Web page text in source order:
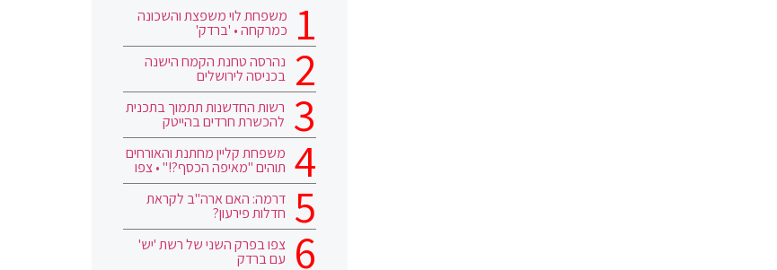
משפחת לוי משפצת והשכונה
כמרקחה • 'ברדק'
נהרסה טחנת הקמח הישנה
בכניסה לירושלים
רשות החדשנות תתמוך בתכנית
להכשרת חרדים בהייטק
משפחת קליין מחתנת והאורחים
תוהים "מאיפה הכסף?!" • צפו
דרמה: האם ארה"ב לקראת
חדלות פירעון?
צפו בפרק השני של רשת 'יש'
עם ברדק